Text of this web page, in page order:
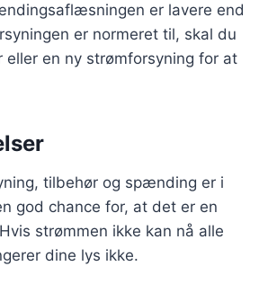
er lavere end
er normeret til, skal du
eller en ny strømforsyning for at
tilbehør og spænding er i
god chance for, at det er en
strømmen ikke kan nå alle
dine lys ikke.